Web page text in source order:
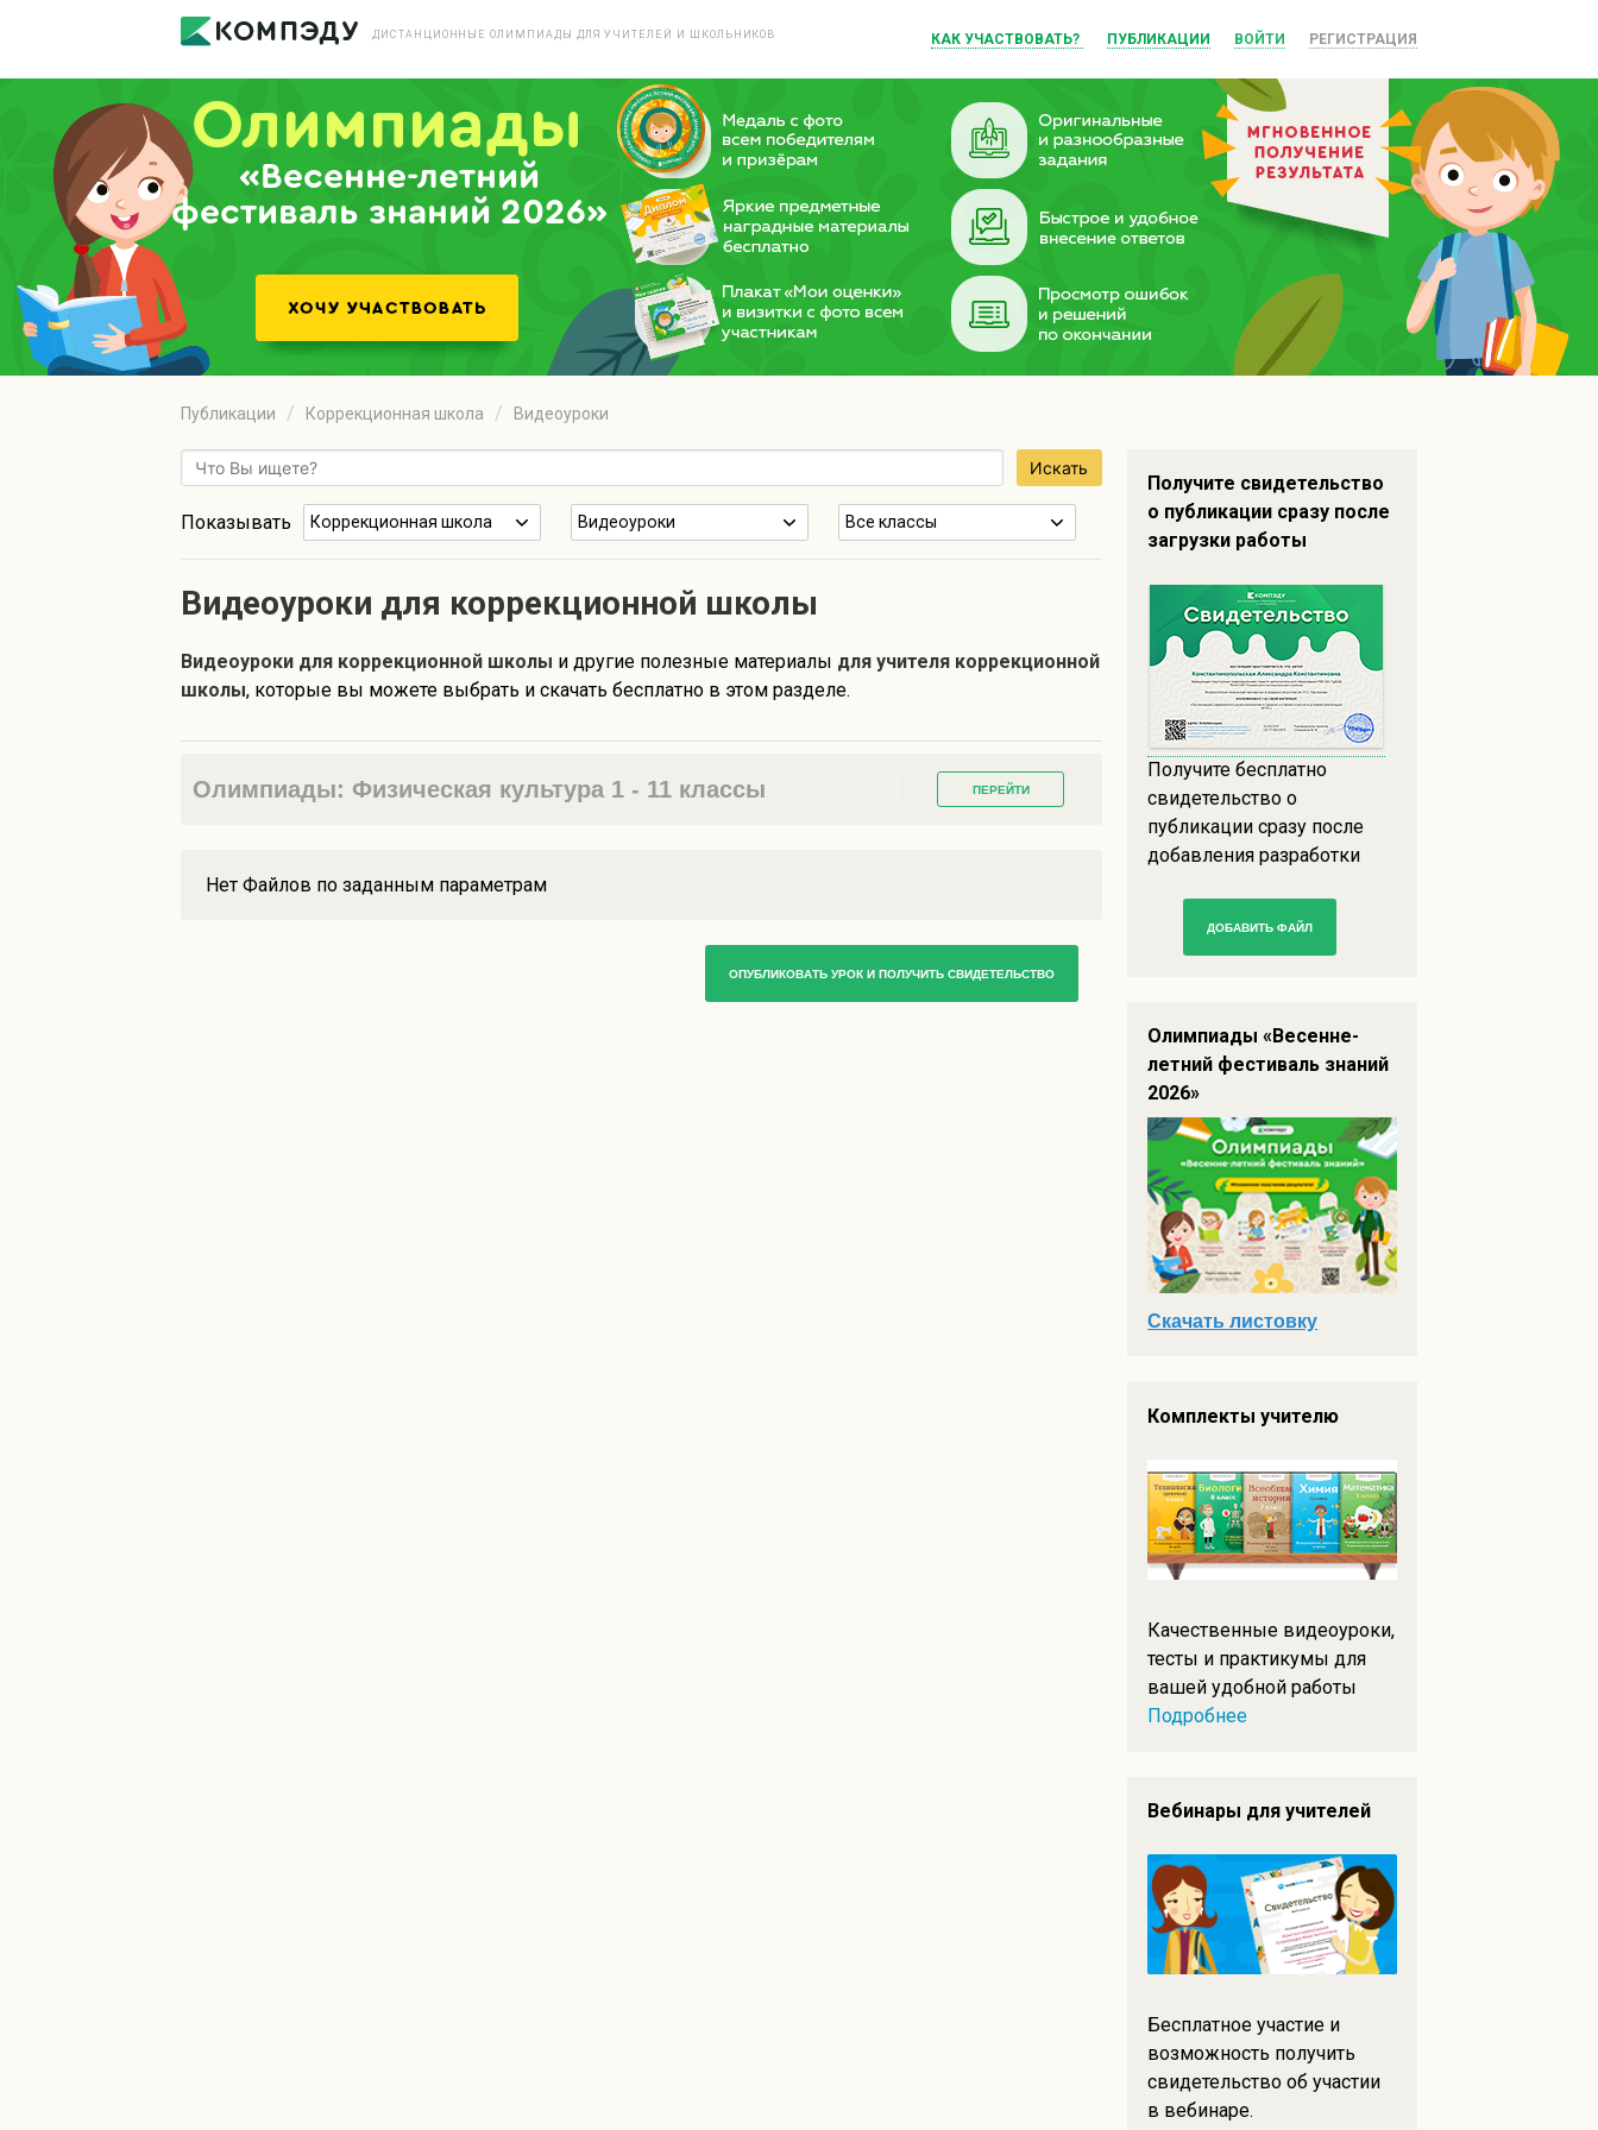
ДИСТАНЦИОННЫЕ ОЛИМПИАДЫ ДЛЯ УЧИТЕЛЕЙ И ШКОЛЬНИКОВ КАК УЧАСТВОВАТЬ? ПУБЛИКАЦИИ ВОЙТИ РЕГИСТРАЦИЯ
«Весенне-летний
фестиваль знаний 2026»
Публикации Коррекционная школа Видеоуроки
Искать
Показывать Коррекционная школа Видеоуроки Все классы
Видеоуроки для коррекционной школы
Видеоуроки для коррекционной школы и другие полезные материалы для учителя коррекционной
школы, которые вы можете выбрать и скачать бесплатно в этом разделе.
Олимпиады: Физическая культура 1 - 11 классы ПЕРЕЙТИ
Нет Файлов по заданным параметрам
ОПУБЛИКОВАТЬ УРОК И ПОЛУЧИТЬ СВИДЕТЕЛЬСТВО
Получите свидетельство
о публикации сразу после
загрузки работы
Получите бесплатно
свидетельство о
публикации сразу после
добавления разработки
ДОБАВИТЬ ФАЙЛ
Олимпиады «Весенне-
летний фестиваль знаний
2026»
Скачать листовку
Комплекты учителю
Качественные видеоуроки,
тесты и практикумы для
вашей удобной работы
Подробнее
Вебинары для учителей
Бесплатное участие и
возможность получить
свидетельство об участии
в вебинаре.